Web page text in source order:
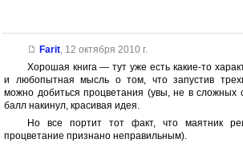
Farit, 12 октября 2010 г.
Хорошая книга — тут уже есть какие-то
и любопытная мысль о том, что запустив
можно добиться процветания (увы, не в сложных
балл накинул, красивая идея.
Но все портит тот факт, что маятник
процветание признано неправильным).